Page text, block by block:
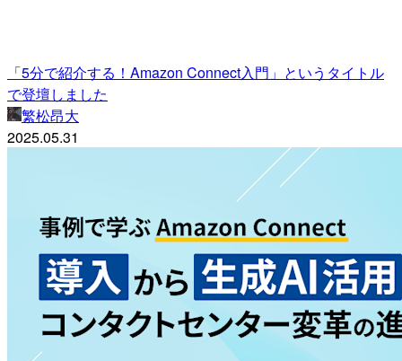
「5分で紹介する！Amazon Connect入門」というタイトル
で登壇しました
繁松昂大
2025.05.31